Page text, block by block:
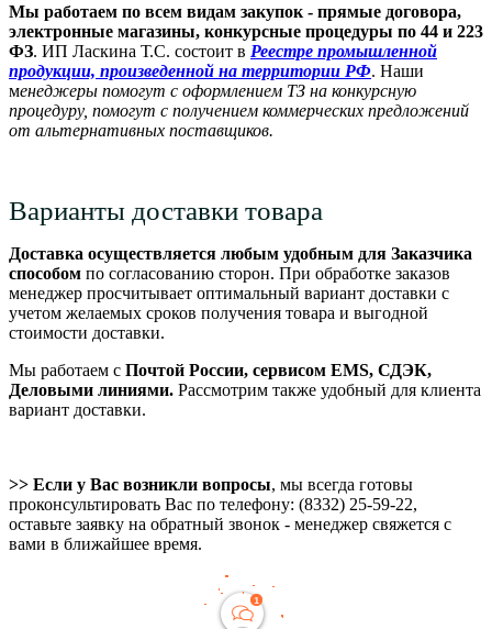
Мы работаем по всем видам закупок - прямые договора,
электронные магазины, конкурсные процедуры по 44 и 223
ФЗ. ИП Ласкина Т.С. состоит в Реестре промышленной
продукции, произведенной на территории РФ. Наши
менеджеры помогут с оформлением ТЗ на конкурсную
процедуру, помогут с получением коммерческих предложений
от альтернативных поставщиков.
Варианты доставки товара
Доставка осуществляется любым удобным для Заказчика
способом по согласованию сторон. При обработке заказов
менеджер просчитывает оптимальный вариант доставки с
учетом желаемых сроков получения товара и выгодной
стоимости доставки.
Мы работаем с Почтой России, сервисом EMS, СДЭК,
Деловыми линиями. Рассмотрим также удобный для клиента
вариант доставки.
>> Если у Вас возникли вопросы, мы всегда готовы
проконсультировать Вас по телефону: (8332) 25-59-22,
оставьте заявку на обратный звонок - менеджер свяжется с
вами в ближайшее время.